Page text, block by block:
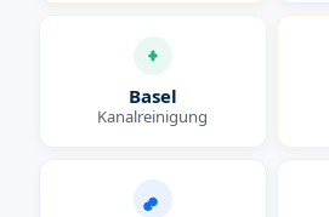
Basel
Kanalreinigung